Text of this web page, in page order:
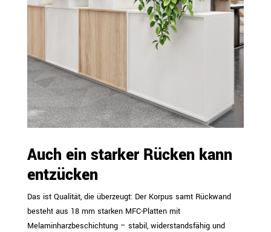
Auch ein starker Rücken kann
entzücken
Das ist Qualität, die überzeugt: Der Korpus samt Rückwand
besteht aus 18 mm starken MFC-Platten mit
Melaminharzbeschichtung – stabil, widerstandsfähig und